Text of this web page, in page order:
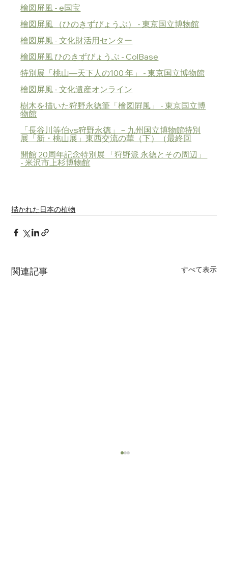
檜図屏風 - e国宝
檜図屏風 （ひのきずびょうぶ） - 東京国立博物館
檜図屏風 - 文化財活用センター
檜図屏風 ひのきずびょうぶ - ColBase
特別展「桃山―天下人の100 年」 - 東京国立博物館
檜図屏風 - 文化遺産オンライン
樹木を描いた狩野永徳筆「檜図屛風」 - 東京国立博
物館
「長谷川等伯vs狩野永徳」－九州国立博物館特別
展「新・桃山展」東西交流の華（下）（最終回
開館 20周年記念特別展 「狩野派 永徳とその周辺」
- 米沢市上杉博物館
描かれた日本の植物
関連記事 すべて表示